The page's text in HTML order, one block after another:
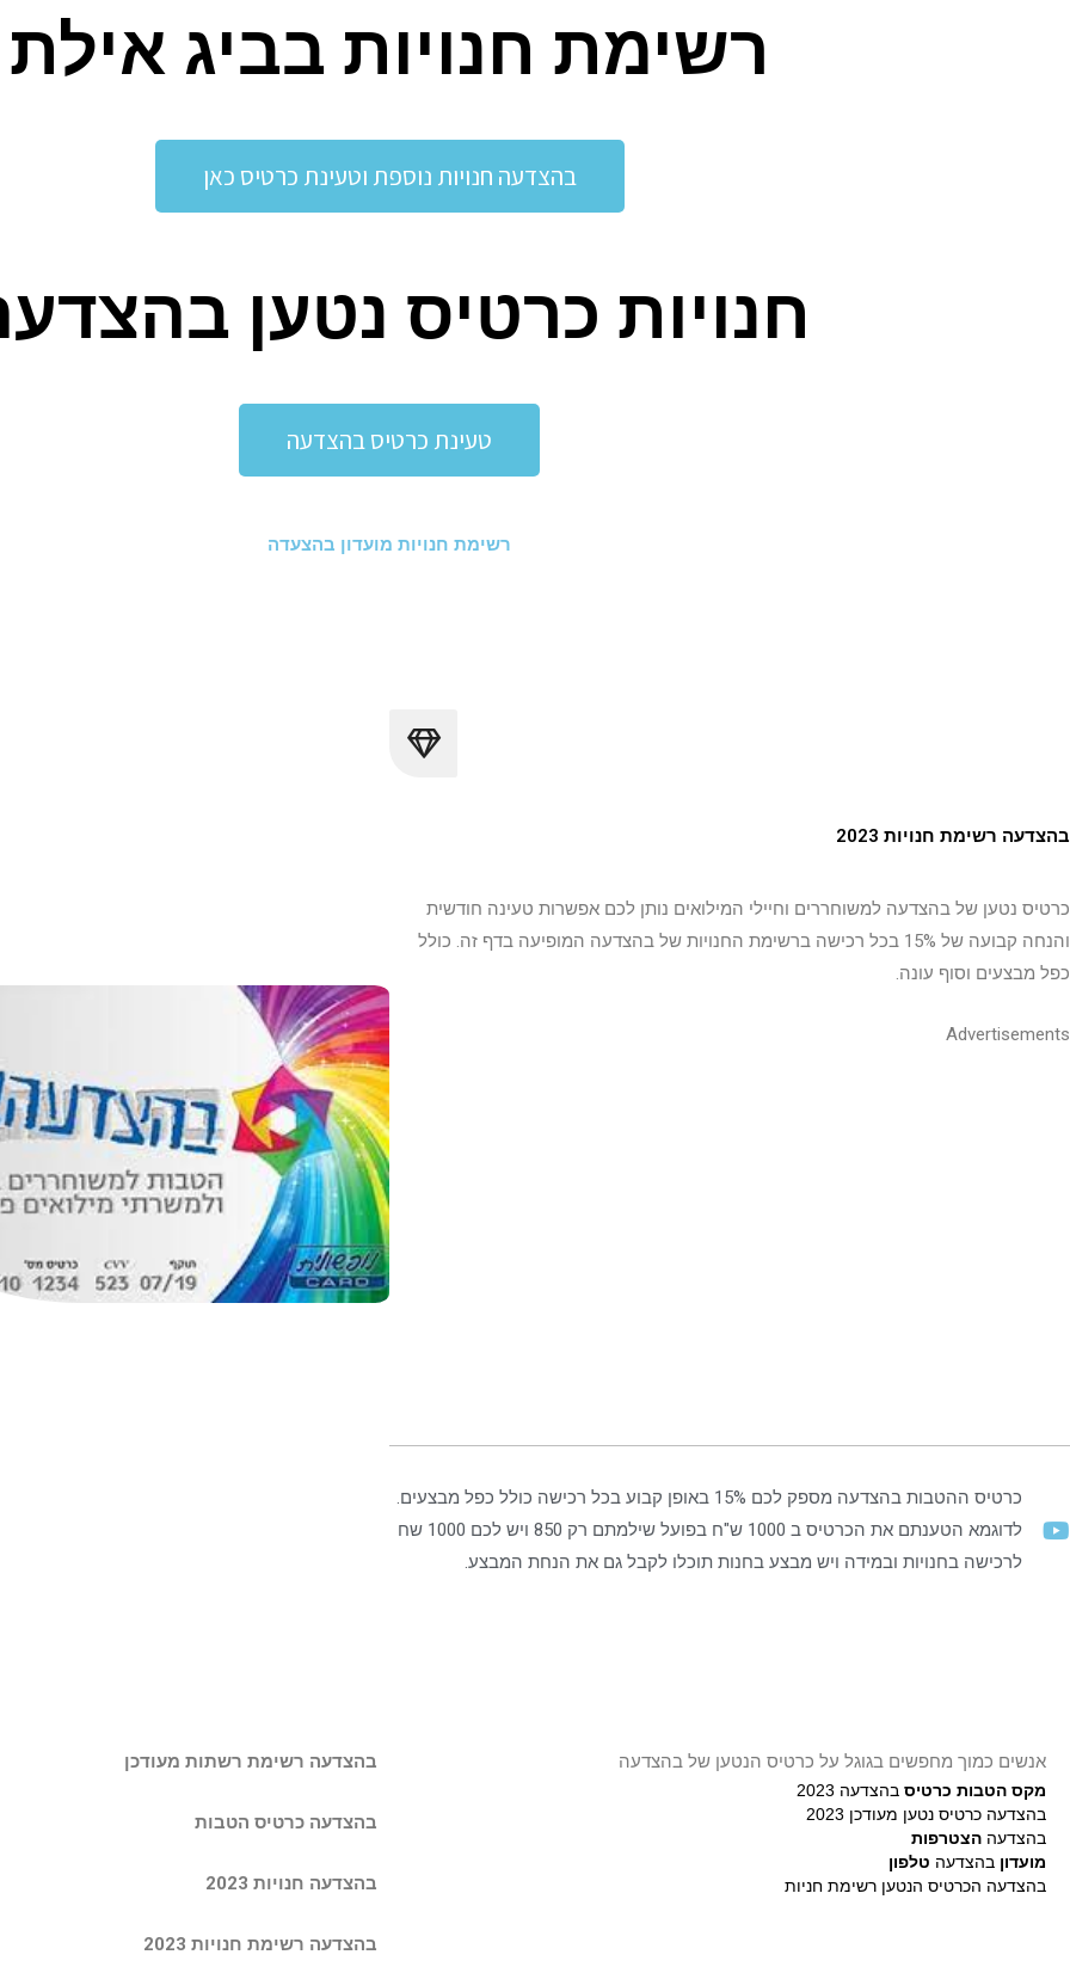
רשימת חנויות בביג אילת
בהצדעה חנויות נוספת וטעינת כרטיס כאן
חנויות כרטיס נטען
טעינת כרטיס בהצדעה
רשימת חנויות מועדון בהצעדה
בהצדעה רשימת חנויות 2023
כרטיס נטען של בהצדעה למשוחררים וחיילי המילואים נותן לכם אפשרות טעינה חודשית
והנחה קבועה של 15% בכל רכישה ברשימת החנויות של בהצדעה המופיעה בדף זה. כולל
כפל מבצעים וסוף עונה.
Advertisements
כרטיס ההטבות בהצדעה מספק לכם 15% באופן קבוע בכל רכישה כולל כפל מבצעים.
לדוגמא הטענתם את הכרטיס ב 1000 ש"ח בפועל שילמתם רק 850 ויש לכם 1000 שח
לרכישה בחנויות ובמידה ויש מבצע בחנות תוכלו לקבל גם את הנחת המבצע.
אנשים כמוך מחפשים בגוגל על כרטיס הנטען של בהצדעה
מקס הטבות כרטיס בהצדעה 2023
בהצדעה כרטיס נטען מעודכן 2023
בהצדעה הצטרפות
מועדון בהצדעה טלפון
בהצדעה הכרטיס הנטען רשימת חניות
בהצדעה רשימת רשתות מעודכן
בהצדעה כרטיס הטבות
בהצדעה חנויות 2023
בהצדעה רשימת חנויות 2023